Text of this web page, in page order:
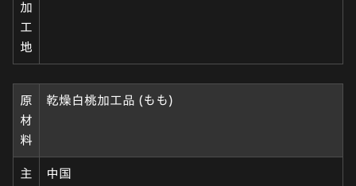
加
工
地
原
材
料
乾燥白桃加工品 (もも)
主
中国